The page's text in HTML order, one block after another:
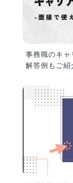
事務職のキャ
解答例もご紹